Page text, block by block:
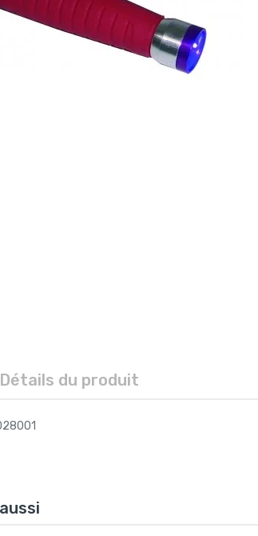
Détails du produit